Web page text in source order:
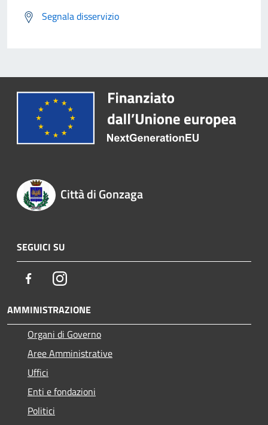
Segnala disservizio
Città di Gonzaga
SEGUICI SU
FacebookInstagram
AMMINISTRAZIONE
Organi di Governo
Aree Amministrative
Uffici
Enti e fondazioni
Politici